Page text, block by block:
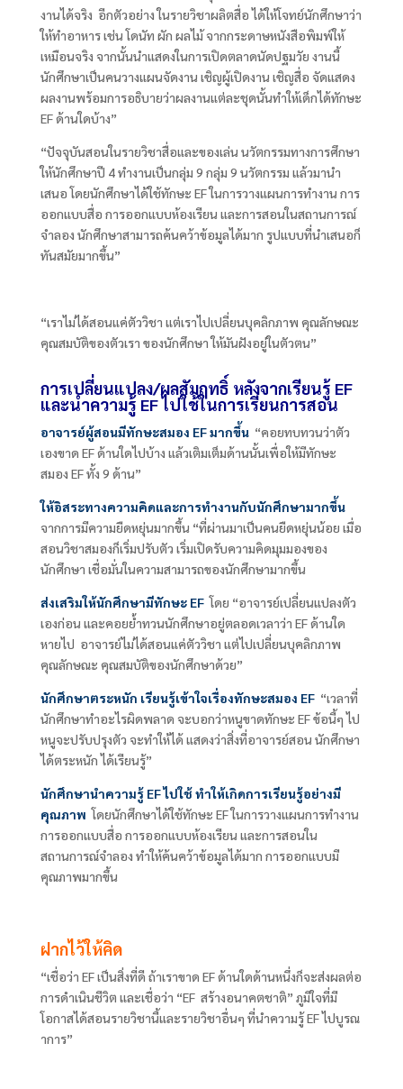
งานได้จริง อีกตัวอย่าง ในรายวิชาผลิตสื่อ ได้ให้โจทย์นักศึกษาว่า
ให้ทำอาหาร เช่น โดนัท ผัก ผลไม้ จากกระดาษหนังสือพิมพ์ให้
เหมือนจริง จากนั้นนำแสดงในการเปิดตลาดนัดปฐมวัย งานนี้
นักศึกษาเป็นคนวางแผนจัดงาน เชิญผู้เปิดงาน เชิญสื่อ จัดแสดง
ผลงานพร้อมการอธิบายว่าผลงานแต่ละชุดนั้นทำให้เด็กได้ทักษะ
EFด้านใดบ้าง”
“ปัจจุบันสอนในรายวิชาสื่อและของเล่น นวัตกรรมทางการศึกษา
ให้นักศึกษาปี 4ทำงานเป็นกลุ่ม 9 กลุ่ม 9 นวัตกรรม แล้วมานำ
เสนอ โดยนักศึกษาได้ใช้ทักษะ EFในการวางแผนการทำงาน การ
ออกแบบสื่อ การออกแบบห้องเรียน และการสอนในสถานการณ์
จำลอง นักศึกษาสามารถค้นคว้าข้อมูลได้มาก รูปแบบที่นำเสนอก็
ทันสมัยมากขึ้น”
“เราไม่ได้สอนแค่ตัววิชา แต่เราไปเปลี่ยนบุคลิกภาพ คุณลักษณะ
คุณสมบัติของตัวเรา ของนักศึกษา ให้มันฝังอยู่ในตัวตน”
การเปลี่ยนแปลง/ผลสัมฤทธิ์ หลังจากเรียนรู้ EF
และนำความรู้ EF ไปใช้ในการเรียนการสอน
อาจารย์ผู้สอนมีทักษะสมอง EF มากขึ้น“คอยทบทวนว่าตัว
เองขาด EFด้านใดไปบ้าง แล้วเติมเต็มด้านนั้นเพื่อให้มีทักษะ
สมอง EFทั้ง 9 ด้าน”
ให้อิสระทางความคิดและการทำงานกับนักศึกษามากขึ้น
จากการมีความยืดหยุ่นมากขึ้น “ที่ผ่านมาเป็นคนยืดหยุ่นน้อย เมื่อ
สอนวิชาสมองก็เริ่มปรับตัว เริ่มเปิดรับความคิดมุมมองของ
นักศึกษา เชื่อมั่นในความสามารถของนักศึกษามากขึ้น
ส่งเสริมให้นักศึกษามีทักษะ EF โดย “อาจารย์เปลี่ยนแปลงตัว
เองก่อน และคอยย้ำทวนนักศึกษาอยู่ตลอดเวลาว่า EFด้านใด
หายไป อาจารย์ไม่ได้สอนแค่ตัววิชา แต่ไปเปลี่ยนบุคลิกภาพ
คุณลักษณะ คุณสมบัติของนักศึกษาด้วย”
นักศึกษาตระหนัก เรียนรู้เข้าใจเรื่องทักษะสมอง EF “เวลาที่
นักศึกษาทำอะไรผิดพลาด จะบอกว่าหนูขาดทักษะ EFข้อนี้ๆ ไป
หนูจะปรับปรุงตัว จะทำให้ได้ แสดงว่าสิ่งที่อาจารย์สอน นักศึกษา
ได้ตระหนัก ได้เรียนรู้”
นักศึกษานำความรู้ EF ไปใช้ ทำให้เกิดการเรียนรู้อย่างมี
คุณภาพ โดยนักศึกษาได้ใช้ทักษะ EFในการวางแผนการทำงาน
การออกแบบสื่อ การออกแบบห้องเรียน และการสอนใน
สถานการณ์จำลอง ทำให้ค้นคว้าข้อมูลได้มาก การออกแบบมี
คุณภาพมากขึ้น
ฝากไว้ให้คิด
“เชื่อว่า EFเป็นสิ่งที่ดี ถ้าเราขาด EFด้านใดด้านหนึ่งก็จะส่งผลต่อ
การดำเนินชีวิต และเชื่อว่า “EF สร้างอนาคตชาติ” ภูมิใจที่มี
โอกาสได้สอนรายวิชานี้และรายวิชาอื่นๆ ที่นำความรู้EFไปบูรณ
าการ”